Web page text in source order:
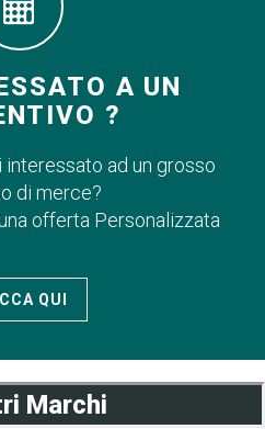
A UN
?
interessato ad un grosso
di merce?
offerta Personalizzata
QUI
Marchi